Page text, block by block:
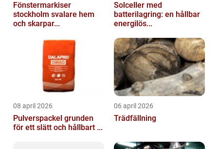
Fönstermarkiser
stockholm svalare hem
och skarpar...
Solceller med
batterilagring: en hållbar
energilös...
08 april 2026
Pulverspackel grunden
för ett slätt och hållbart ...
06 april 2026
Trädfällning